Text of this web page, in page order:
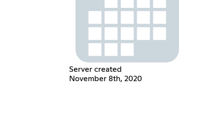
Server created
November 8th, 2020